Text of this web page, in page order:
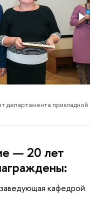
департамента прикладной
— 20 лет
кафедрой